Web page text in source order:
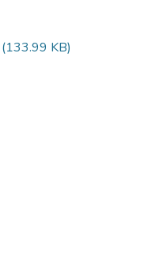
(133.99 KB)